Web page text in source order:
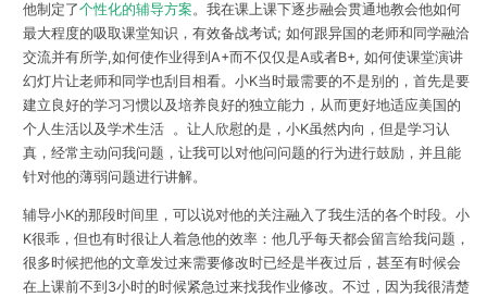
他制定了个性化的辅导方案。我在课上课下逐步融会贯通地教会他如何
最大程度的吸取课堂知识，有效备战考试; 如何跟异国的老师和同学融洽
交流并有所学,如何使作业得到A+而不仅仅是A或者B+, 如何使课堂演讲
幻灯片让老师和同学也刮目相看。小K当时最需要的不是别的，首先是要
建立良好的学习习惯以及培养良好的独立能力，从而更好地适应美国的
个人生活以及学术生活 。让人欣慰的是，小K虽然内向，但是学习认
真，经常主动问我问题，让我可以对他问问题的行为进行鼓励，并且能
针对他的薄弱问题进行讲解。
辅导小K的那段时间里，可以说对他的关注融入了我生活的各个时段。小
K很乖，但也有时很让人着急他的效率：他几乎每天都会留言给我问题，
很多时候把他的文章发过来需要修改时已经是半夜过后，甚至有时候会
在上课前不到3小时的时候紧急过来找我作业修改。不过，因为我很清楚